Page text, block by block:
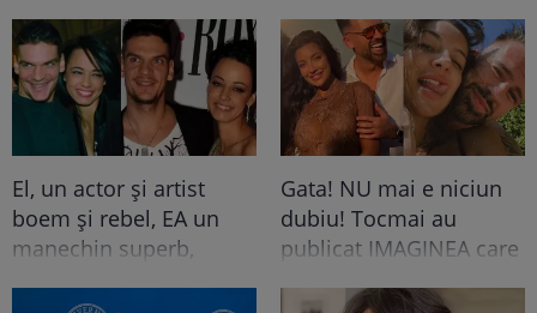
El, un actor și artist
boem și rebel, EA un
manechin superb,
Gata! NU mai e niciun
dubiu! Tocmai au
publicat IMAGINEA care